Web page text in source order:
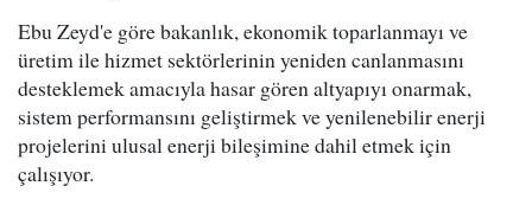
Ebu Zeyd'e göre bakanlık, ekonomik toparlanmayı ve
üretim ile hizmet sektörlerinin yeniden canlanmasını
desteklemek amacıyla hasar gören altyapıyı onarmak,
sistem performansını geliştirmek ve yenilenebilir enerji
projelerini ulusal enerji bileşimine dahil etmek için
çalışıyor.